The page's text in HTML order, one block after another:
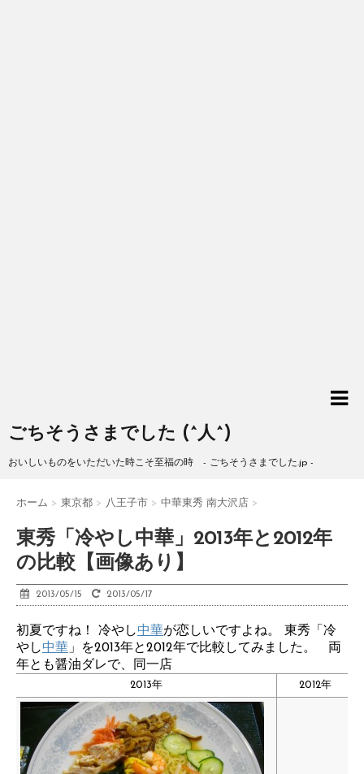
ごちそうさまでした (^人^)
おいしいものをいただいた時こそ至福の時 - ごちそうさまでした.jp -
ホーム > 東京都 > 八王子市 > 中華東秀 南大沢店 >
東秀「冷やし中華」2013年と2012年
の比較【画像あり】
2013/05/15 2013/05/17
初夏ですね！ 冷やし中華が恋しいですよね。 東秀「冷
やし中華 」を2013年と2012年で比較してみました。 両
年とも醤油ダレで、同一店
2013年 2012年